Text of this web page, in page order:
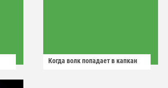
Когда волк попадает в капкан